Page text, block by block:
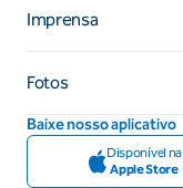
Imprensa
Fotos
Baixe nosso aplicativo
Disponível na
Apple Store